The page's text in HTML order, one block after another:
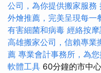
公司，為你提供搬家服務
外燴推薦，完美呈現每一
有害細菌和病毒 經絡按
高雄搬家公司，信賴專業
薦 專業會計事務所，為
軟體工具 60分鐘的市中